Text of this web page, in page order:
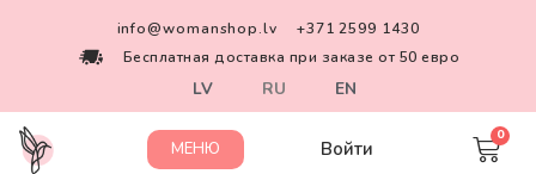
info@womanshop.lv
+371 2599 1430
Бесплатная доставка при заказе от 50 евро
LV RU EN
МЕНЮ Войти